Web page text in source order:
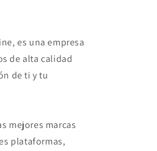
es una empresa
de alta calidad
de ti y tu
mejores marcas
plataformas,